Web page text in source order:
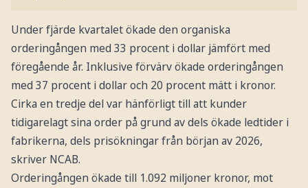
Under fjärde kvartalet ökade den organiska
orderingången med 33 procent i dollar jämfört med
föregående år. Inklusive förvärv ökade orderingången
med 37 procent i dollar och 20 procent mätt i kronor.
Cirka en tredje del var hänförligt till att kunder
tidigarelagt sina order på grund av dels ökade ledtider i
fabrikerna, dels prisökningar från början av 2026,
skriver NCAB.
Orderingången ökade till 1.092 miljoner kronor, mot